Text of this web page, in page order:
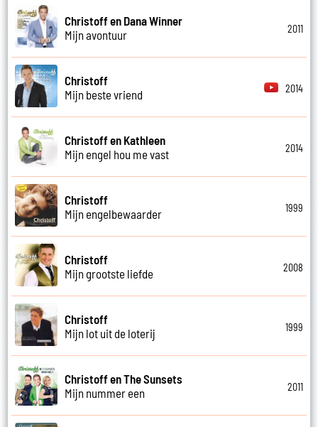
Christoff en Dana Winner
Mijn avontuur
2011
Christoff
Mijn beste vriend
2014
Christoff en Kathleen
Mijn engel hou me vast
2014
Christoff
Mijn engelbewaarder
1999
Christoff
Mijn grootste liefde
2008
Christoff
Mijn lot uit de loterij
1999
Christoff en The Sunsets
Mijn nummer een
2011